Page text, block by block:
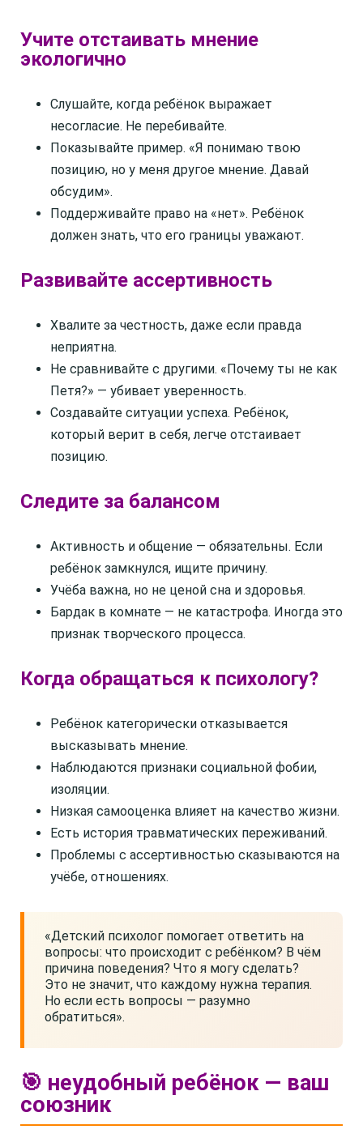
Учите отстаивать мнение
экологично
Слушайте, когда ребёнок выражает
несогласие. Не перебивайте.
Показывайте пример. «Я понимаю твою
позицию, но у меня другое мнение. Давай
обсудим».
Поддерживайте право на «нет». Ребёнок
должен знать, что его границы уважают.
Развивайте ассертивность
Хвалите за честность, даже если правда
неприятна.
Не сравнивайте с другими. «Почему ты не как
Петя?» — убивает уверенность.
Создавайте ситуации успеха. Ребёнок,
который верит в себя, легче отстаивает
позицию.
Следите за балансом
Активность и общение — обязательны. Если
ребёнок замкнулся, ищите причину.
Учёба важна, но не ценой сна и здоровья.
Бардак в комнате — не катастрофа. Иногда это
признак творческого процесса.
Когда обращаться к психологу?
Ребёнок категорически отказывается
высказывать мнение.
Наблюдаются признаки социальной фобии,
изоляции.
Низкая самооценка влияет на качество жизни.
Есть история травматических переживаний.
Проблемы с ассертивностью сказываются на
учёбе, отношениях.
«Детский психолог помогает ответить на
вопросы: что происходит с ребёнком? В чём
причина поведения? Что я могу сделать?
Это не значит, что каждому нужна терапия.
Но если есть вопросы — разумно
обратиться».
🎯 неудобный ребёнок — ваш
союзник